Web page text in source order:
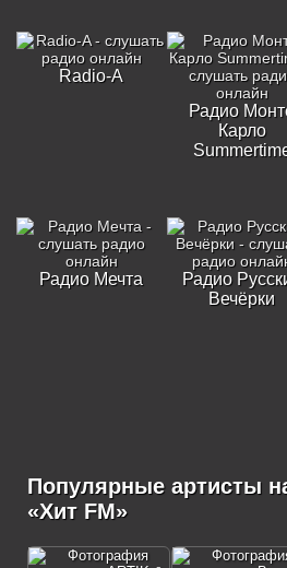
Radio-A
Радио
Карло
Радио Мечта
Радио
Вечёрки
Популярные артисты
«Хит FM»